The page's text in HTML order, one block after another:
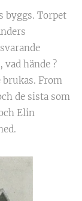
byggs. Torpet
vad hände ?
brukas. From
de sista som
Elin